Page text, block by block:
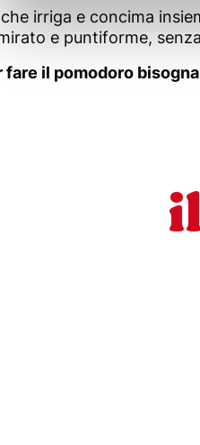
irriga e concima
e puntiforme,
fare il pomodoro